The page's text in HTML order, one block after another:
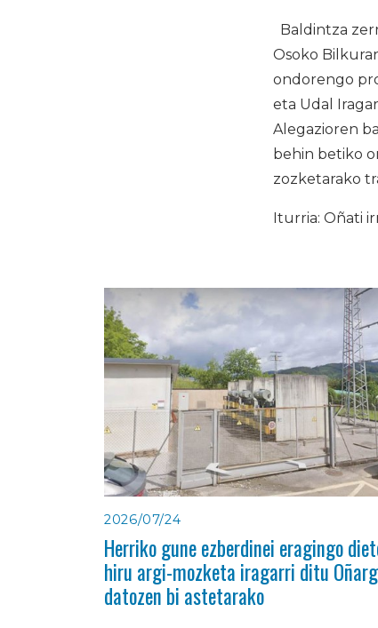
Baldintza
Osoko
ondorengo
eta Udal
Alegazioren
behin betiko
zozketarako
Iturria: Oñati
2026/07/24
Herriko gune ezberdinei eragingo
hiru argi-mozketa iragarri ditu
datozen bi astetarako